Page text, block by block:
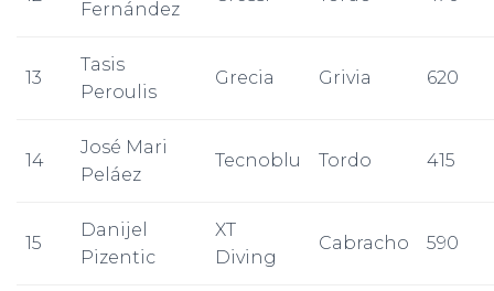
Fernández
13
Tasis
Peroulis
Grecia Grivia 620
14
José Mari
Peláez
Tecnoblu Tordo 415
15
Danijel
Pizentic
XT
Diving
Cabracho 590